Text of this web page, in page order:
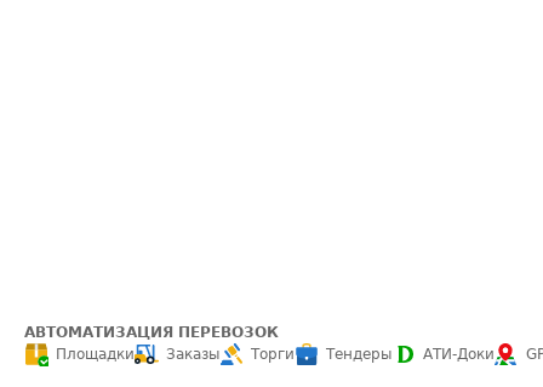
АВТОМАТИЗАЦИЯ ПЕРЕВОЗОК
Площадки
Заказы Торги Тендеры АТИ-Доки